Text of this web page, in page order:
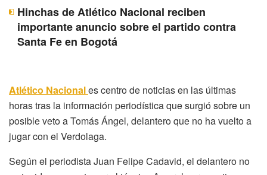
Hinchas de Atlético Nacional reciben
importante anuncio sobre el partido contra
Santa Fe en Bogotá
Atlético Nacionales centro de noticias en las últimas
horas tras la información periodística que surgió sobre un
posible veto a Tomás Ángel, delantero que no ha vuelto a
jugar con el Verdolaga.
Según el periodista Juan Felipe Cadavid, el delantero no